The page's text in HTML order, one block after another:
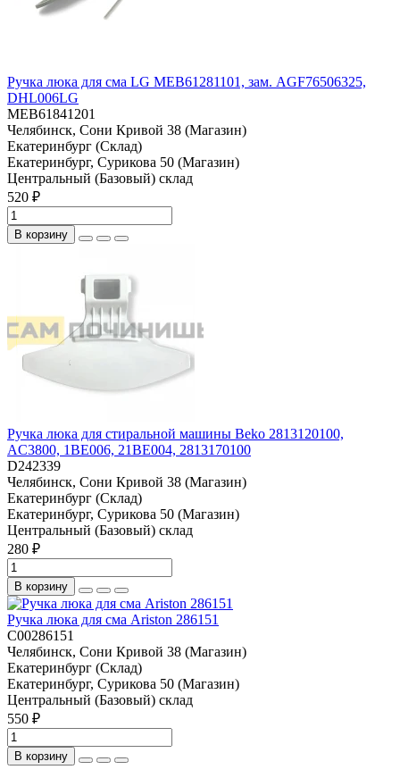
Ручка люка для сма LG MEB61281101, зам. AGF76506325,
DHL006LG
MEB61841201
Челябинск, Сони Кривой 38 (Магазин)
Екатеринбург (Склад)
Екатеринбург, Сурикова 50 (Магазин)
Центральный (Базовый) склад
520 ₽
В корзину
Ручка люка для стиральной машины Beko 2813120100,
AC3800, 1BE006, 21BE004, 2813170100
D242339
Челябинск, Сони Кривой 38 (Магазин)
Екатеринбург (Склад)
Екатеринбург, Сурикова 50 (Магазин)
Центральный (Базовый) склад
280 ₽
В корзину
Ручка люка для сма Ariston 286151
C00286151
Челябинск, Сони Кривой 38 (Магазин)
Екатеринбург (Склад)
Екатеринбург, Сурикова 50 (Магазин)
Центральный (Базовый) склад
550 ₽
В корзину